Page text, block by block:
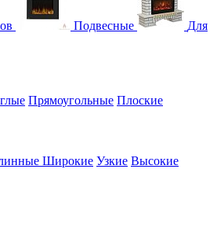
Подвесные
Для
Прямоугольные Плоские
Широкие Узкие Высокие